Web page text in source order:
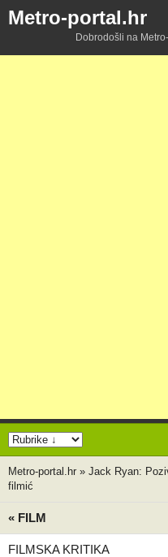
Metro-portal.hr
Dobrodošli na
Metro-portal.hr » Jack Ryan:
filmić
« FILM
FILMSKA KRITIKA